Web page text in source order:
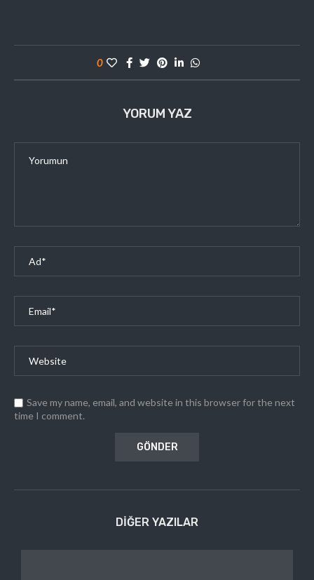
0
YORUM YAZ
Save my name, email, and website in this browser for the next
time I comment.
DIĞER YAZILAR